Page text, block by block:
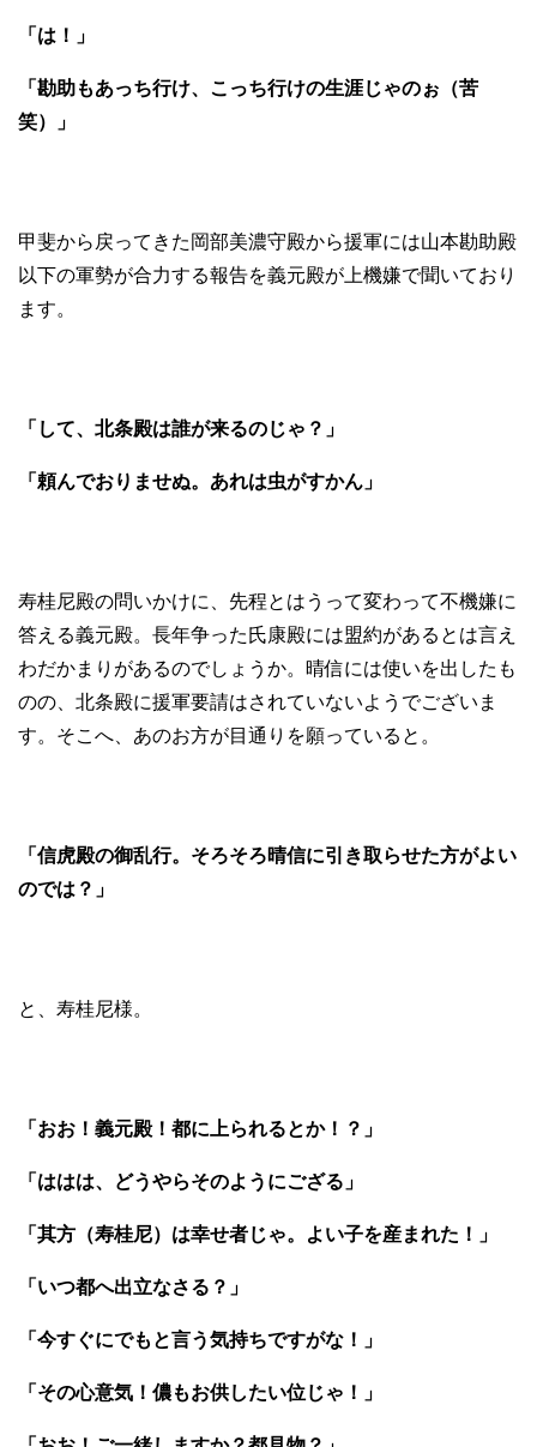
「は！」
「勘助もあっち行け、こっち行けの生涯じゃのぉ（苦
笑）」
甲斐から戻ってきた岡部美濃守殿から援軍には山本勘助殿
以下の軍勢が合力する報告を義元殿が上機嫌で聞いており
ます。
「して、北条殿は誰が来るのじゃ？」
「頼んでおりませぬ。あれは虫がすかん」
寿桂尼殿の問いかけに、先程とはうって変わって不機嫌に
答える義元殿。長年争った氏康殿には盟約があるとは言え
わだかまりがあるのでしょうか。晴信には使いを出したも
のの、北条殿に援軍要請はされていないようでございま
す。そこへ、あのお方が目通りを願っていると。
「信虎殿の御乱行。そろそろ晴信に引き取らせた方がよい
のでは？」
と、寿桂尼様。
「おお！義元殿！都に上られるとか！？」
「ははは、どうやらそのようにござる」
「其方（寿桂尼）は幸せ者じゃ。よい子を産まれた！」
「いつ都へ出立なさる？」
「今すぐにでもと言う気持ちですがな！」
「その心意気！儂もお供したい位じゃ！」